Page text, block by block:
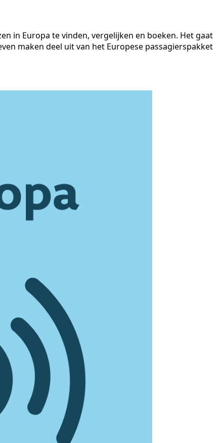
in Europa te vinden, vergelijken en boeken. Het gaat
maken deel uit van het Europese passagierspakket